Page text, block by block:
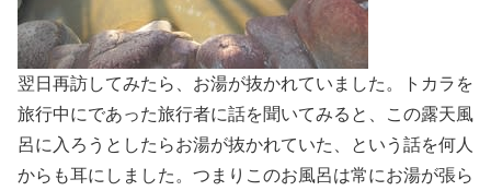
翌日再訪してみたら、お湯が抜かれていました。トカラを
旅行中にであった旅行者に話を聞いてみると、この露天風
呂に入ろうとしたらお湯が抜かれていた、という話を何人
からも耳にしました。つまりこのお風呂は常にお湯が張ら